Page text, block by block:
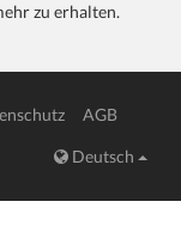
zu erhalten.
AGB
Deutsch